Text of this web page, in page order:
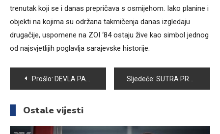
trenutak koji se i danas prepričava s osmijehom. Iako planine i
objekti na kojima su održana takmičenja danas izgledaju
drugačije, uspomene na ZOI ‘84 ostaju žive kao simbol jednog
od najsvjetlijih poglavlja sarajevske historije.
Navigacija
članaka
Prošlo: DEVLA PANJETA DOBITNICA SREBRNE ZNAČKE UNIVERZITETA U SARAJEVU Sljedeće: SUTRA PROMOCIJA ROMANA FATIME IŠERIĆ “OSTANI I KAD RIJEČI UTIHNU”
Ostale vijesti